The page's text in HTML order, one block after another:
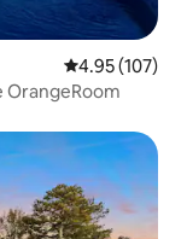
レビュー107
4.95 (107)
OrangeRoom